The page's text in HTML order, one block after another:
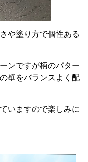
や塗り方で個性ある
ンですが柄のパター
壁をバランスよく配
いますので楽しみに